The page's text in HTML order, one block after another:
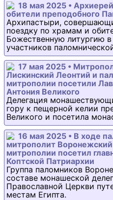
18 мая 2025 •
обители преподобного
Архипастыри,
поездку по храмам и
Божественную литургию
участников
17 мая 2025 •
Лискинский Леонтий и
митрополии посетили
Антония Великого
Делегация
гору к пещерной келии
Великого и посетила
16 мая 2025 • В ходе
митрополит
митрополии посетил
Коптской Патриархии
Группа паломников
составе монашеской
Православной Церкви
местам Египта.